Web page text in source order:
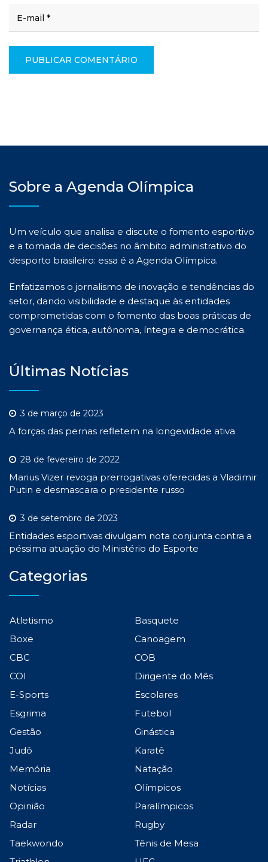
Sobre a Agenda Olímpica
Um veículo que analisa e discute o fomento esportivo
e a tomada de decisões no âmbito administrativo do
desporto brasileiro: essa é a Agenda Olímpica.
Enfatizamos o jornalismo de inovação e tendências do
setor, dando visibilidade e destaque às entidades
comprometidas com o fomento das boas práticas de
governança ética, autônoma, íntegra e democrática.
Últimas Notícias
3 de março de 2023
A forças das pernas refletem na longevidade ativa
28 de fevereiro de 2022
Marius Vizer revoga prerrogativas oferecidas a Vladimir
Putin e desmascara o presidente russo
3 de setembro de 2023
Entidades esportivas divulgam nota conjunta contra a
péssima atuação do Ministério do Esporte
Categorias
Atletismo
Basquete
Boxe
Canoagem
CBC
COB
COI
Dirigente do Mês
E-Sports
Escolares
Esgrima
Futebol
Gestão
Ginástica
Judô
Karatê
Memória
Natação
Notícias
Olímpicos
Opinião
Paralímpicos
Radar
Rugby
Taekwondo
Tênis de Mesa